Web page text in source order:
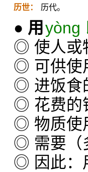
历世： 历代。
● 用 yòng
◎ 使人或
◎ 可供使
◎ 进饭食
◎ 花费的
◎ 物质使
◎ 需要（
◎ 因此：